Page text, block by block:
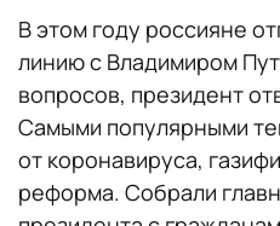
В этом году россияне
линию с Владимиром
вопросов, президент
Самыми популярными
от коронавируса,
реформа. Собрали